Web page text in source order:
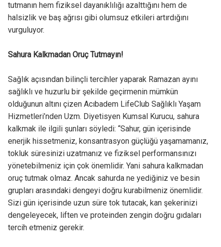
tutmanın hem fiziksel dayanıklılığı azalttığını hem de
halsizlik ve baş ağrısı gibi olumsuz etkileri artırdığını
vurguluyor.
Sahura Kalkmadan Oruç Tutmayın!
Sağlık açısından bilinçli tercihler yaparak Ramazan ayını
sağlıklı ve huzurlu bir şekilde geçirmenin mümkün
olduğunun altını çizen Acıbadem LifeClub Sağlıklı Yaşam
Hizmetleri’nden Uzm. Diyetisyen Kumsal Kurucu, sahura
kalkmak ile ilgili şunları söyledi: “Sahur, gün içerisinde
enerjik hissetmeniz, konsantrasyon güçlüğü yaşamamanız,
tokluk süresinizi uzatmanız ve fiziksel performansınızı
yönetebilmeniz için çok önemlidir. Yani sahura kalkmadan
oruç tutmak olmaz. Ancak sahurda ne yediğiniz ve besin
grupları arasındaki dengeyi doğru kurabilmeniz önemlidir.
Sizi gün içerisinde uzun süre tok tutacak, kan şekerinizi
dengeleyecek, liften ve proteinden zengin doğru gıdaları
tercih etmeniz gerekir.